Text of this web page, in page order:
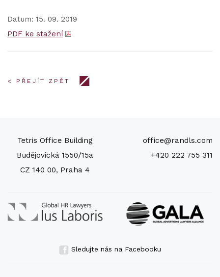
Datum: 15. 09. 2019
PDF ke stažení
< PŘEJÍT ZPĚT
Tetris Office Building
Budějovická 1550/15a
CZ 140 00, Praha 4
office@randls.com
+420 222 755 311
Sledujte nás na Facebooku